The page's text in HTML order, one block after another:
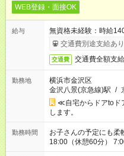
WEB登録・面接OK
給与
無資格未経験：時給
交通費別途支給あり
交通費 交通費全額支給
勤務地
横浜市金沢区
金沢八景(京急線)駅 /
≪自宅からドアtoド
します。
勤務時間
お子さんの予定にも柔軟に調整
18:00（休憩60分）
19:00（休憩60分） ※Wワーク希望の方へ 今ご覧のお仕事で希